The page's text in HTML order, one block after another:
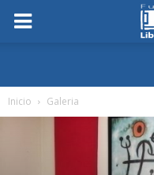
Inicio Galeria